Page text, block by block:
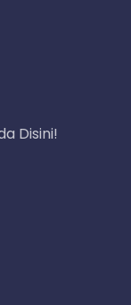
Disini!